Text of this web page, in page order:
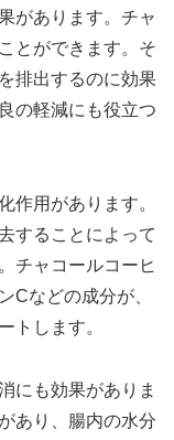
があります。チャ
とができます。そ
排出するのに効果
の軽減にも役立つ
作用があります。
することによって
チャコールコーヒ
Cなどの成分が、
トします。
にも効果がありま
あり、腸内の水分